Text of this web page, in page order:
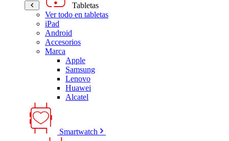
Tabletas
Ver todo en tabletas
iPad
Android
Accesorios
Marca
Apple
Samsung
Lenovo
Huawei
Alcatel
Smartwatch